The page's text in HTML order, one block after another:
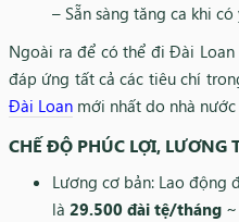
– Sẵn sàng tăng ca khi có
Ngoài ra để có thể đi Đài
đáp ứng tất cả các tiêu chí
Đài Loan mới nhất do nhà
CHẾ ĐỘ PHÚC LỢI, LƯƠNG
Lương cơ bản: Lao động
là 29.500 đài tệ/tháng ~